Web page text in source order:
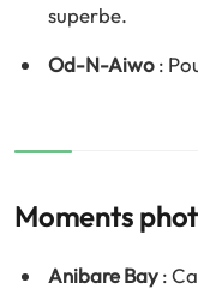
superbe.
Od-N-Aiwo:
Moments
Anibare Bay: